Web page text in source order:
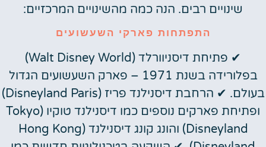
שינויים רבים. הנה כמה מהשינויים המרכזיים:
התפתחות פארקי השעשועים
✔ פתיחת דיסניוורלד (Walt Disney World)
בפלורידה בשנת 1971 – פארק השעשועים הגדול
בעולם. ✔ הרחבת דיסנילנד פריז (Disneyland Paris)
ופתיחת פארקים נוספים כמו דיסנילנד טוקיו (Tokyo
Disneyland) והונג קונג דיסנילנד (Hong Kong